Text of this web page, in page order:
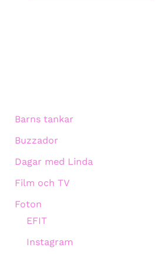
Barns tankar
Buzzador
Dagar med Linda
Film och TV
Foton
EFIT
Instagram